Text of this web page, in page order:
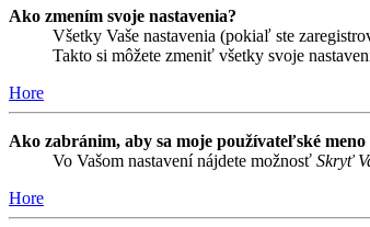
Ako zmením svoje nastavenia?
Všetky Vaše nastavenia (pokiaľ ste
Takto si môžete zmeniť všetky svoje
Hore
Ako zabránim, aby sa moje používateľské
Vo Vašom nastavení nájdete možnosť Skryť
Hore